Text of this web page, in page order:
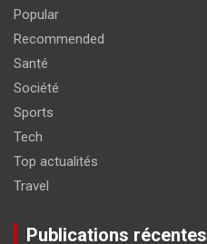
Popular
Recommended
Santé
Société
Sports
Tech
Top actualités
Travel
Publications récentes